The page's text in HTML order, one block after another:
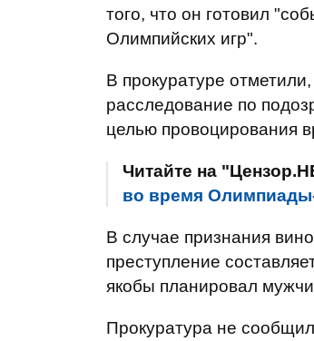
того, что он готовил
Олимпийских игр".
В прокуратуре
расследование по
целью провоцирования
Читайте на
во время
В случае признания
преступление
якобы планировал
Прокуратура не